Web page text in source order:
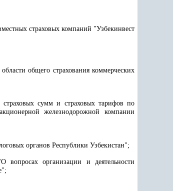
страховых компаний "Узбекинвест
общего страхования коммерческих
сумм и страховых тарифов по
железнодорожной компании
органов Республики Узбекистан";
организации и деятельности